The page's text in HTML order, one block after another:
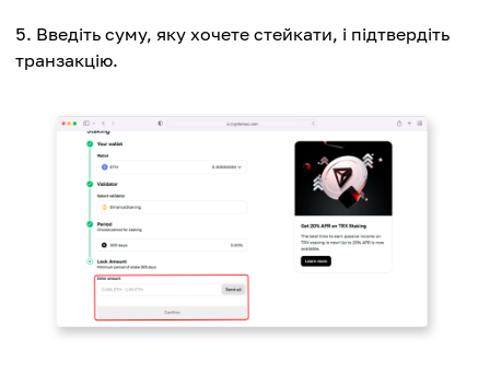
Введіть суму, яку хочете стейкати, і підтвердіть
транзакцію.